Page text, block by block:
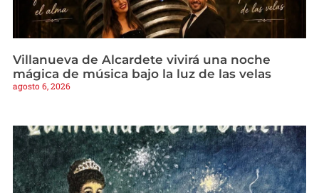
Villanueva de Alcardete vivirá una noche
mágica de música bajo la luz de las velas
agosto 6, 2026